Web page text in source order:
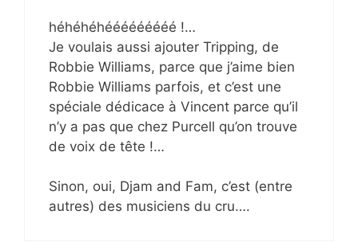
héhéhéhééééééééé !…
Je voulais aussi ajouter Tripping, de
Robbie Williams, parce que j’aime bien
Robbie Williams parfois, et c’est une
spéciale dédicace à Vincent parce qu’il
n’y a pas que chez Purcell qu’on trouve
de voix de tête !…
Sinon, oui, Djam and Fam, c’est (entre
autres) des musiciens du cru….